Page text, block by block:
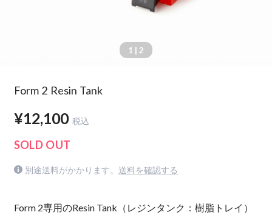
1 | 2
Form 2 Resin Tank
¥12,100 税込
SOLD OUT
別途送料がかかります。 送料を確認する
Form 2専用のResin Tank（レジンタンク：樹脂トレイ）